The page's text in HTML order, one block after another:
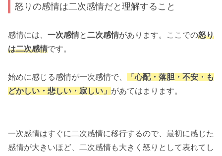
怒りの感情は二次感情だと理解すること
感情には、 一次感情と二次感情があります。ここでの怒り
は二次感情です。
始めに感じる感情が一次感情で、
「心配・落胆・不安・も
どかしい・悲しい・寂しい」 があてはまります。
一次感情はすぐに二次感情に移行するので、最初に感じた
感情が大きいほど、二次感情も大きく怒りとして表れてし